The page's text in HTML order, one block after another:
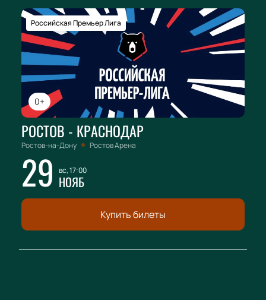
0+
Российская Премьер Лига
РОСТОВ - КРАСНОДАР
Ростов-на-Дону Ростов Арена
29 вс, 17:00
НОЯБ
Купить билеты